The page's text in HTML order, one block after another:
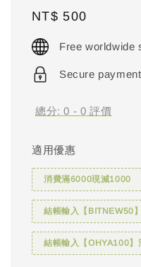
Regular
price
NT$ 500
Free worldwide
Secure
總分:0 - 0 評價
適用優惠
消費滿6000現減1000
結帳輸入【BITNEW50
結帳輸入【OHYA100】